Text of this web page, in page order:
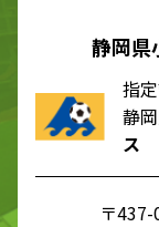
静岡県
指
静
ス
〒